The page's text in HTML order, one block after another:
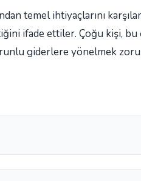
temel ihtiyaçlarını
ifade ettiler. Çoğu kişi, bu
giderlere yönelmek